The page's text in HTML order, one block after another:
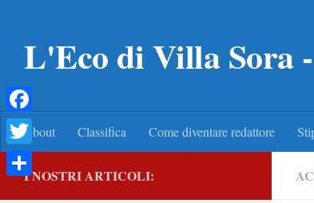
L'Eco di Villa Sora
About Classifica Come diventare redattore
I NOSTRI ARTICOLI:
Facebook
Twitter